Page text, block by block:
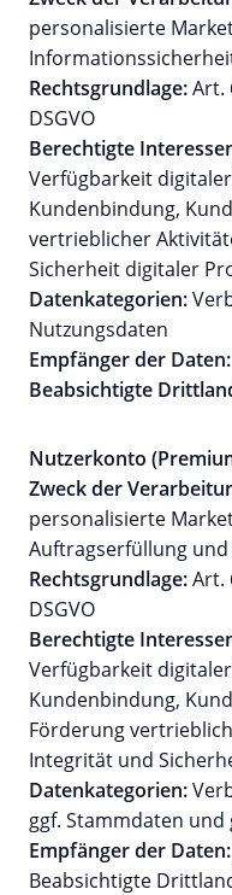
personalisierte
Rechtsgrundlage:Art.
DSGVO
Berechtigte
Verfügbarkeit
Kundenbindung,
vertrieblicher
Sicherheit digitaler
Datenkategorien:
Nutzungsdaten
Empfänger der Daten:
Beabsichtigte
Nutzerkonto
Zweck der
personalisierte
Auftragserfüllung
Rechtsgrundlage:Art.
DSGVO
Berechtigte
Verfügbarkeit
Kundenbindung,
Förderung
Integrität und
Datenkategorien:
ggf. Stammdaten
Empfänger der Daten:
Beabsichtigte